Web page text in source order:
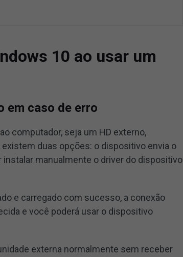
10 ao usar um
em caso de erro
computador, seja um HD externo,
existem duas opções: o dispositivo envia o
instalar manualmente o driver do dispositivo
e carregado com sucesso, a conexão
e você poderá usar o dispositivo
externa normalmente sem receber